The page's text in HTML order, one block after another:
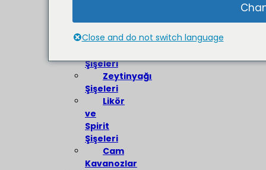
Şarap
Şişeleri
Şişeleri
Zeytinyağı
Şişeleri
Likör
ve
Spirit
Şişeleri
Cam
Kavanozlar
Close and do not switch language